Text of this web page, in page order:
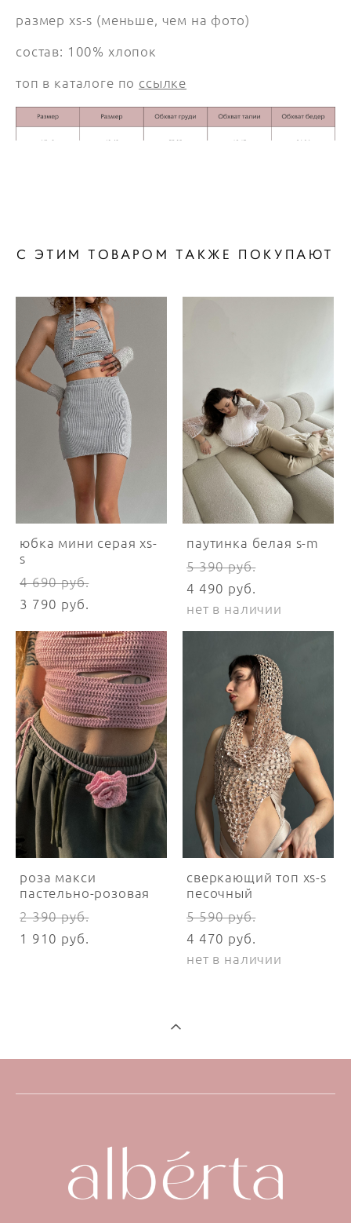
размер xs-s (меньше, чем на фото)
состав: 100% хлопок
топ в каталоге по ссылке
С ЭТИМ ТОВАРОМ ТАКЖЕ ПОКУПАЮТ
юбка мини серая xs-
s
4 690 pуб.
3 790 pуб.
паутинка белая s-m
5 390 pуб.
4 490 pуб.
нет в наличии
роза макси
пастельно-розовая
2 390 pуб.
1 910 pуб.
сверкающий топ xs-s
песочный
5 590 pуб.
4 470 pуб.
нет в наличии